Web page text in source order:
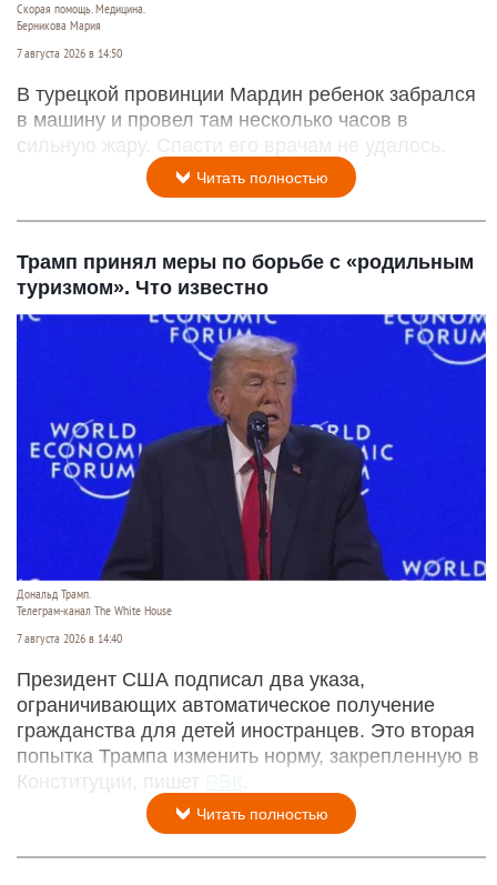
Скорая помощь. Медицина.
Берникова Мария
7 августа 2026 в 14:50
В турецкой провинции Мардин ребенок забрался
в машину и провел там несколько часов в
сильную жару. Спасти его врачам не удалось.
Читать полностью
Трамп принял меры по борьбе с «родильным
туризмом». Что известно
Дональд Трамп.
Телеграм-канал The White House
7 августа 2026 в 14:40
Президент США подписал два указа,
ограничивающих автоматическое получение
гражданства для детей иностранцев. Это вторая
попытка Трампа изменить норму, закрепленную в
Конституции, пишет РБК
Читать полностью